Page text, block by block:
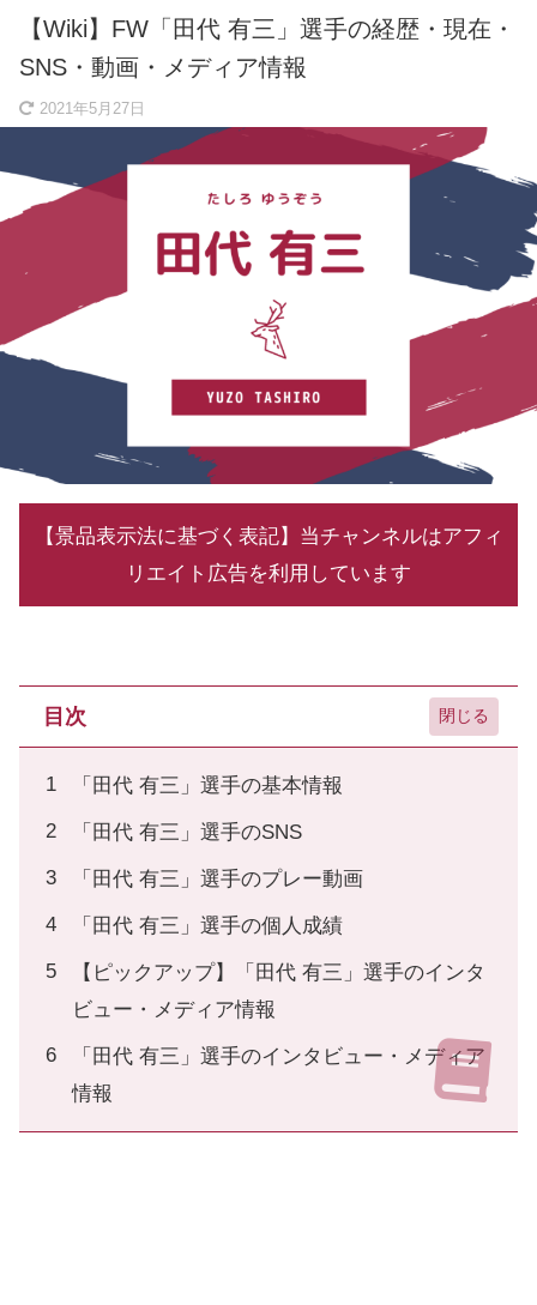
【Wiki】FW「田代 有三」選手の経歴・現在・
SNS・動画・メディア情報
2021年5月27日
【景品表示法に基づく表記】当チャンネルはアフィ
リエイト広告を利用しています
目次
「田代 有三」選手の基本情報
「田代 有三」選手のSNS
「田代 有三」選手のプレー動画
「田代 有三」選手の個人成績
【ピックアップ】「田代 有三」選手のインタ
ビュー・メディア情報
「田代 有三」選手のインタビュー・メディア
情報